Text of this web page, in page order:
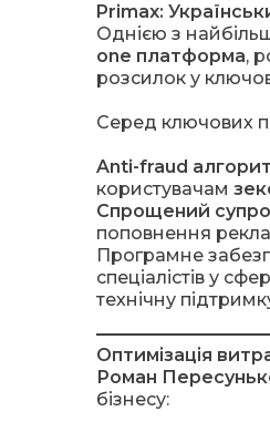
Primax:
Однією з
one платформа,
розсилок у
Серед ключових
Anti-fraud
користувачам
Спрощений
поповнення
Програмне
спеціалістів у
технічну
Оптимізація
Роман
бізнесу: